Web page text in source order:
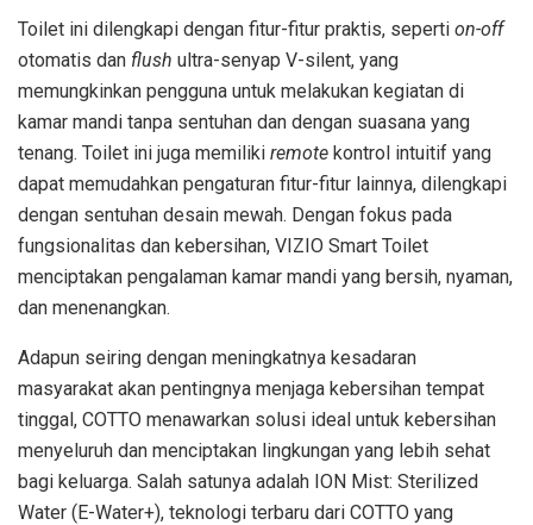
Toilet ini dilengkapi dengan fitur-fitur praktis, seperti on-off
otomatis dan flush ultra-senyap V-silent, yang
memungkinkan pengguna untuk melakukan kegiatan di
kamar mandi tanpa sentuhan dan dengan suasana yang
tenang. Toilet ini juga memiliki remote kontrol intuitif yang
dapat memudahkan pengaturan fitur-fitur lainnya, dilengkapi
dengan sentuhan desain mewah. Dengan fokus pada
fungsionalitas dan kebersihan, VIZIO Smart Toilet
menciptakan pengalaman kamar mandi yang bersih, nyaman,
dan menenangkan.
Adapun seiring dengan meningkatnya kesadaran
masyarakat akan pentingnya menjaga kebersihan tempat
tinggal, COTTO menawarkan solusi ideal untuk kebersihan
menyeluruh dan menciptakan lingkungan yang lebih sehat
bagi keluarga. Salah satunya adalah ION Mist: Sterilized
Water (E-Water+), teknologi terbaru dari COTTO yang